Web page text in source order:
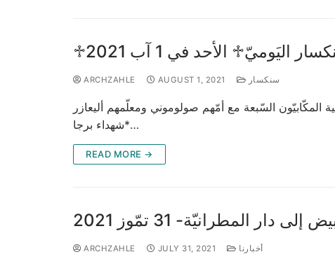
اليَوميّ♱ الأحد في 1 آب 2021
ARCHZAHLE AUGUST 1, 2021 سنكسار
المكّابيّون السّبعة مع أمّهم صولوموني ومعلّمهم أليعازر
*شهداء برجا…
READ MORE →
المطرانيّة- 31 تمّوز 2021
ARCHZAHLE JULY 31, 2021 أخبارنا